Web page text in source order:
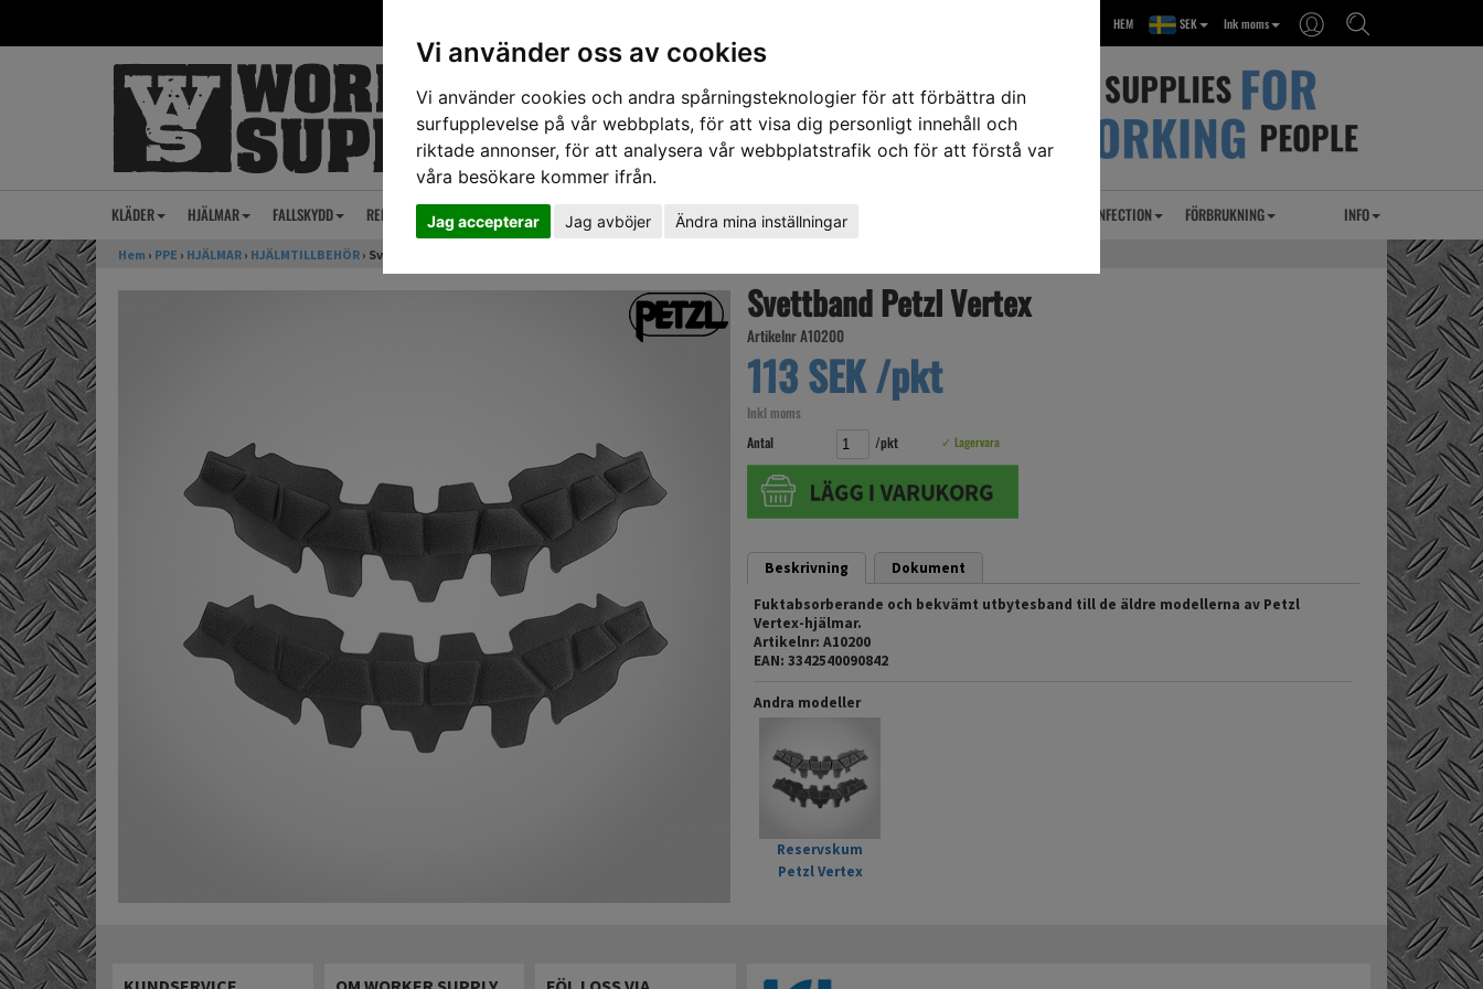
Vi använder oss av cookies
Vi använder cookies och andra spårningsteknologier för att förbättra din
surfupplevelse på vår webbplats, för att visa dig personligt innehåll och
riktade annonser, för att analysera vår webbplatstrafik och för att förstå var
våra besökare kommer ifrån.
Jag accepterar Jag avböjer Ändra mina inställningar
Ink moms
SEK
HEM
KLÄDER HJÄLMAR FALLSKYDD REP ANSIKTSSKYDD HÖRSELSKYDD HANDSKAR SKOR VERKTYG UVC DESINFECTION FÖRBRUKNING INFO
Hem › PPE › HJÄLMAR › HJÄLMTILLBEHÖR › Svettband Petzl Vertex
Svettband Petzl Vertex
Artikelnr A10200
113 SEK /pkt
Inkl moms
Antal
/pkt ✓ Lagervara
Beskrivning
Dokument
Fuktabsorberande och bekvämt utbytesband till de äldre modellerna av Petzl
Vertex-hjälmar.
Artikelnr: A10200
EAN: 3342540090842
Andra modeller
Reservskum
Petzl Vertex